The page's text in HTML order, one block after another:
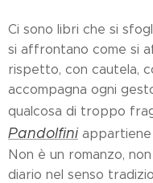
Ci sono libri che si
si affrontano come si
rispetto, con cautela,
accompagna ogni
qualcosa di troppo
Pandolfiniappartiene
Non è un romanzo,
diario nel senso